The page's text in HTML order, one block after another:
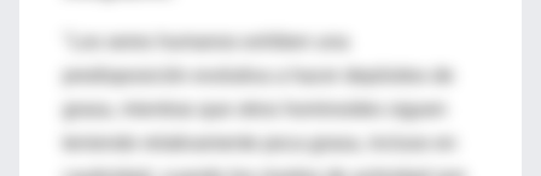
grasa, mientras que otros hominoides siguen